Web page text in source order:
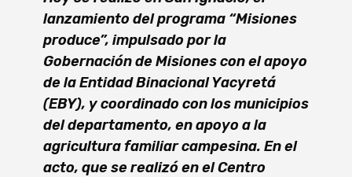
lanzamiento del programa “Misiones
produce”, impulsado por la
Gobernación de Misiones con el apoyo
de la Entidad Binacional Yacyretá
(EBY), y coordinado con los municipios
del departamento, en apoyo a la
agricultura familiar campesina. En el
acto, que se realizó en el Centro